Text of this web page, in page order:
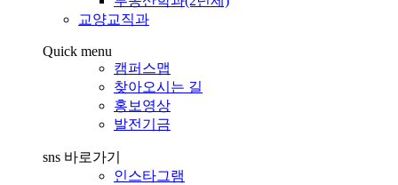
교양교직과
Quick menu
캠퍼스맵
찾아오시는 길
홍보영상
발전기금
sns 바로가기
인스타그램